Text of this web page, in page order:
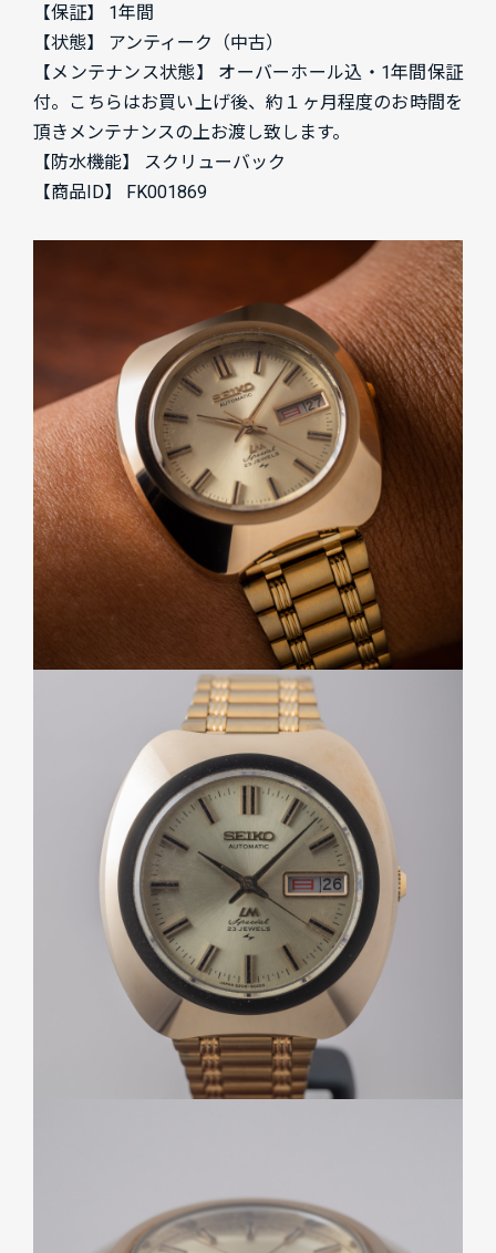
【保証】 1年間
【状態】 アンティーク（中古）
【メンテナンス状態】 オーバーホール込・1年間保証
付。こちらはお買い上げ後、約１ヶ月程度のお時間を
頂きメンテナンスの上お渡し致します。
【防水機能】 スクリューバック
【商品ID】 FK001869